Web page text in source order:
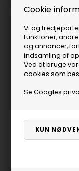
Cookie
Vi og
funktioner,
og annoncer,
indsamling af
Ved at bruge
cookies som
Se Googles